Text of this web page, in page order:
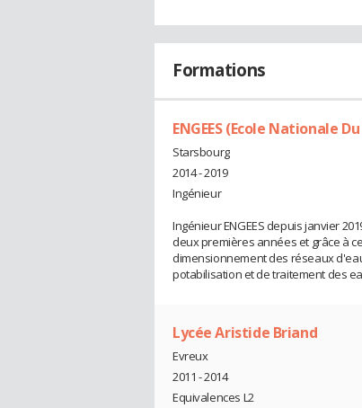
Formations
ENGEES (Ecole Nationale
Starsbourg
2014 - 2019
Ingénieur
Ingénieur ENGEES depuis janvier
deux premières années et grâce à
dimensionnement des réseaux
potabilisation et de traitement des
Lycée Aristide Briand
Evreux
2011 - 2014
Equivalences L2